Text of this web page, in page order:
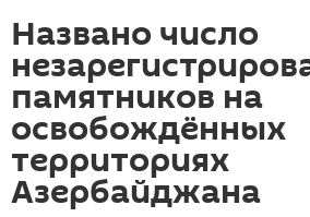
Названо число
памятников на
освобождённых
территориях
Азербайджана